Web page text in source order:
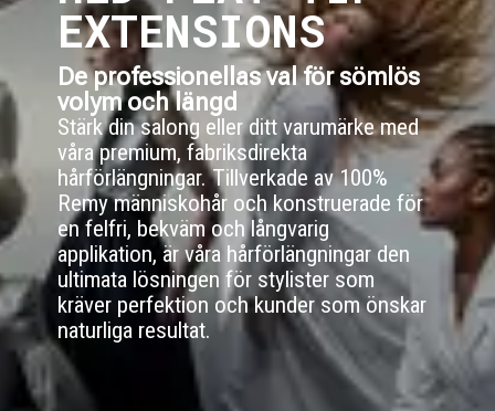
EXTENSIONS
De professionellas val för sömlös
volym och längd
Stärk din salong eller ditt varumärke med
våra premium, fabriksdirekta
hårförlängningar. Tillverkade av 100%
Remy människohår och konstruerade för
en felfri, bekväm och långvarig
applikation, är våra hårförlängningar den
ultimata lösningen för stylister som
kräver perfektion och kunder som önskar
naturliga resultat.